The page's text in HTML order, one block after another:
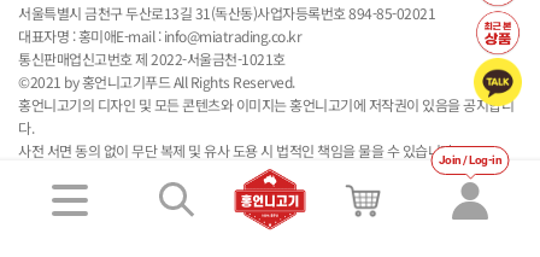
Join / Log-in
서울특별시 금천구 두산로13길 31(독산동)사업자등록번호 894-85-02021
대표자명 : 홍미애E-mail : info@miatrading.co.kr
통신판매업신고번호 제 2022-서울금천-1021호
©2021 by 홍언니고기푸드 All Rights Reserved.
홍언니고기의 디자인 및 모든 콘텐츠와 이미지는 홍언니고기에 저작권이 있음을 공지합니
다.
사전 서면 동의 없이 무단 복제 및 유사 도용 시 법적인 책임을 물을 수 있습니다.